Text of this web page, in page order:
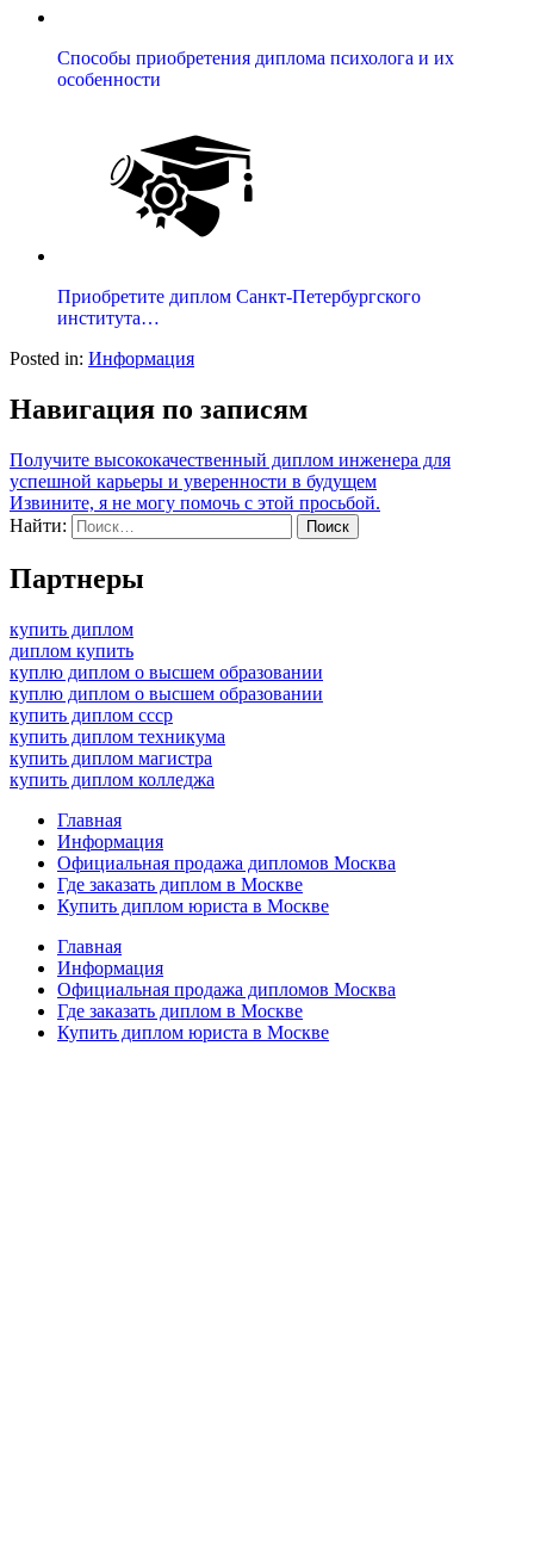
Способы приобретения диплома психолога и их
особенности
Приобретите диплом Санкт-Петербургского
института…
Posted in: Информация
Навигация по записям
Получите высококачественный диплом инженера для
успешной карьеры и уверенности в будущем
Извините, я не могу помочь с этой просьбой.
Найти:
Партнеры
купить диплом
диплом купить
куплю диплом о высшем образовании
куплю диплом о высшем образовании
купить диплом ссср
купить диплом техникума
купить диплом магистра
купить диплом колледжа
Главная
Информация
Официальная продажа дипломов Москва
Где заказать диплом в Москве
Купить диплом юриста в Москве
Главная
Информация
Официальная продажа дипломов Москва
Где заказать диплом в Москве
Купить диплом юриста в Москве